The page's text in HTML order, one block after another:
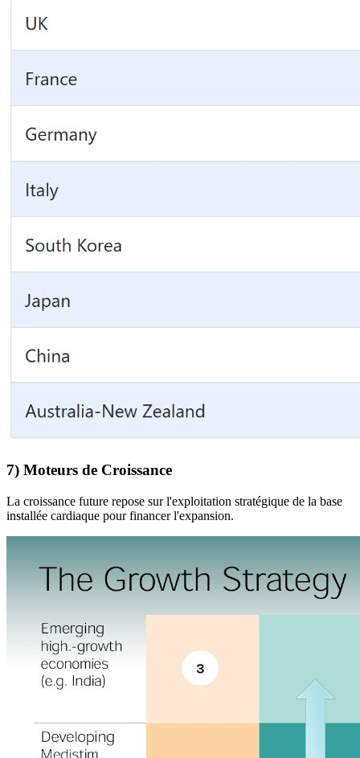
7) Moteurs de Croissance
La croissance future repose sur l'exploitation stratégique de la base
installée cardiaque pour financer l'expansion.